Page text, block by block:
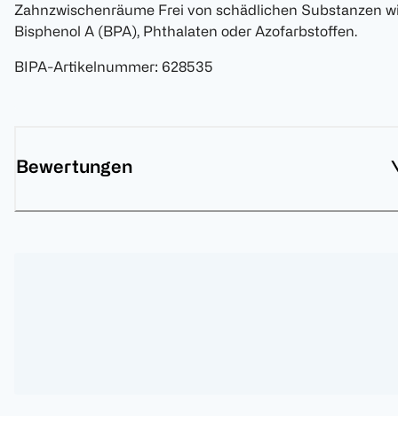
Zahnzwischenräume Frei von schädlichen Substanzen
Bisphenol A (BPA), Phthalaten oder Azofarbstoffen.
BIPA-Artikelnummer: 628535
Bewertungen